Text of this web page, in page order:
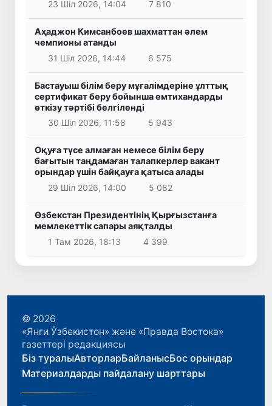
23 Шіл 2026, 14:04
7 810
Аҳаджон Кимсанбоев шахматтан әлем
чемпионы атанды
31 Шіл 2026, 14:44
6 575
Бастауыш білім беру мұғалімдеріне ұлттық
сертификат беру бойынша емтихандарды
өткізу тәртібі белгіленді
30 Шіл 2026, 11:58
5 943
Оқуға түсе алмаған немесе білім беру
бағытын таңдамаған талапкерлер вакант
орындар үшін байқауға қатыса алады
29 Шіл 2026, 14:00
5 082
Өзбекстан Президентінің Қырғызстанға
мемлекеттік сапары аяқталды
1 Там 2026, 18:13
4 399
© 2026
«Янги Ўзбекистон» және «Правда Востока»
газеттері редакциясы
Біз туралыАвторларБайланысБос орындар
Материалдарды пайдалану шарттары